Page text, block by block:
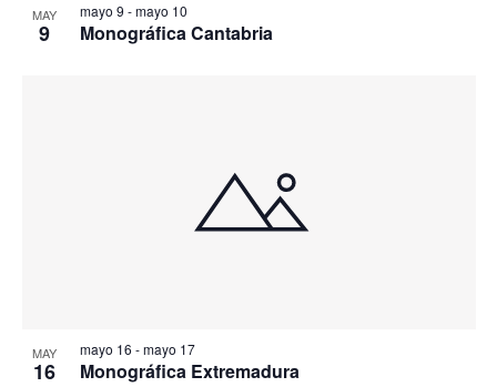
MAY
9
mayo 9 -mayo 10
Monográfica Cantabria
MAY
16
mayo 16 -mayo 17
Monográfica Extremadura